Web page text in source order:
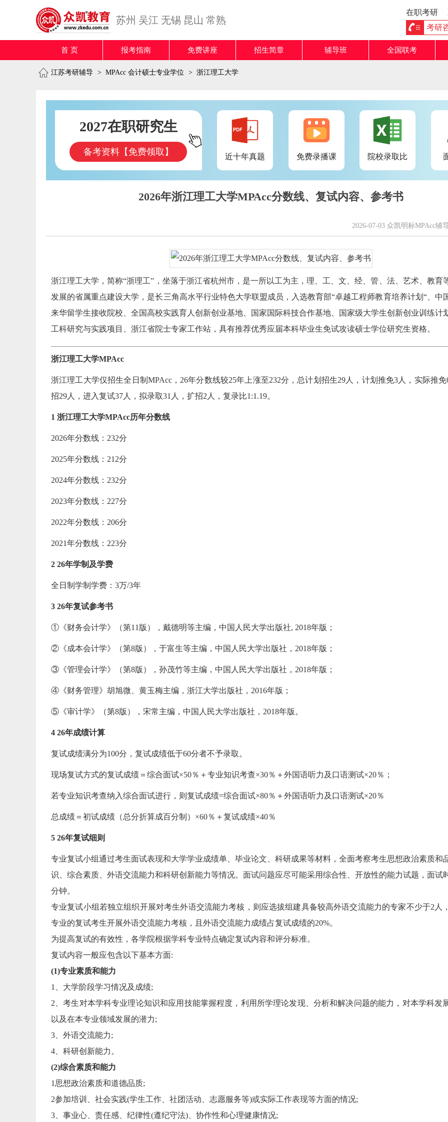
苏州 吴江 无锡 昆山 常熟
在职考研
考研
首 页 报考指南 免费讲座 招生简章 辅导班 全国联考
江苏考研辅导 > MPAcc 会计硕士专业学位 > 浙江理工大学
2027在职研究生
备考资料【免费领取】 近十年真题 免费录播课 院校录取比
2026年浙江理工大学MPAcc分数线、复试内容、参考书
2026-07-03 众凯明标MPAcc辅
浙江理工大学，简称“浙理工”，坐落于浙江省杭州市，是一所以工为主，理、工、文、经、管、法、艺术、教育
发展的省属重点建设大学，是长三角高水平行业特色大学联盟成员，入选教育部“卓越工程师教育培养计划“、中
来华留学生接收院校、全国高校实践育人创新创业基地、国家国际科技合作基地、国家级大学生创新创业训练计
工科研究与实践项目、浙江省院士专家工作站，具有推荐优秀应届本科毕业生免试攻读硕士学位研究生资格。
浙江理工大学MPAcc
浙江理工大学仅招生全日制MPAcc，26年分数线较25年上涨至232分，总计划招生29人，计划推免3人，实际推
招29人，进入复试37人，拟录取31人，扩招2人，复录比1:1.19。
1 浙江理工大学MPAcc历年分数线
2026年分数线：232分
2025年分数线：212分
2024年分数线：232分
2023年分数线：227分
2022年分数线：206分
2021年分数线：223分
2 26年学制及学费
全日制学制学费：3万/3年
3 26年复试参考书
①《财务会计学》（第11版），戴德明等主编，中国人民大学出版社, 2018年版；
②《成本会计学》（第8版），于富生等主编，中国人民大学出版社，2018年版；
③《管理会计学》（第8版），孙茂竹等主编，中国人民大学出版社，2018年版；
④《财务管理》胡旭微、黄玉梅主编，浙江大学出版社，2016年版；
⑤《审计学》（第8版），宋常主编，中国人民大学出版社，2018年版。
4 26年成绩计算
复试成绩满分为100分，复试成绩低于60分者不予录取。
现场复试方式的复试成绩＝综合面试×50％＋专业知识考查×30％＋外国语听力及口语测试×20％；
若专业知识考查纳入综合面试进行，则复试成绩=综合面试×80％＋外国语听力及口语测试×20％
总成绩＝初试成绩（总分折算成百分制）×60％＋复试成绩×40％
5 26年复试细则
专业复试小组通过考生面试表现和大学学业成绩单、毕业论文、科研成果等材料，全面考察考生思想政治素质和
识、综合素质、外语交流能力和科研创新能力等情况。面试问题应尽可能采用综合性、开放性的能力试题，面试
分钟。
专业复试小组若独立组织开展对考生外语交流能力考核，则应选拔组建具备较高外语交流能力的专家不少于2人
专业的复试考生开展外语交流能力考核，且外语交流能力成绩占复试成绩的20%。
为提高复试的有效性，各学院根据学科专业特点确定复试内容和评分标准。
复试内容一般应包含以下基本方面:
(1)专业素质和能力
1、大学阶段学习情况及成绩;
2、考生对本学科专业理论知识和应用技能掌握程度，利用所学理论发现、分析和解决问题的能力，对本学科发
以及在本专业领域发展的潜力;
3、外语交流能力;
4、科研创新能力。
(2)综合素质和能力
1思想政治素质和道德品质;
2参加培训、社会实践(学生工作、社团活动、志愿服务等)或实际工作表现等方面的情况;
3、事业心、责任感、纪律性(遵纪守法)、协作性和心理健康情况;【08-08 新开班】 2024入学MBA/MEM提前面试开班 |面试拿优秀，轻松进名